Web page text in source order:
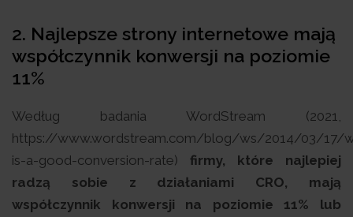
2. Najlepsze strony internetowe mają
współczynnik konwersji na poziomie
11%
Według badania WordStream (2021,
https://www.wordstream.com/blog/ws/2014/03/17/
is-a-good-conversion-rate) firmy, które najlepiej
radzą sobie z działaniami CRO, mają
współczynnik konwersji na poziomie 11% lub